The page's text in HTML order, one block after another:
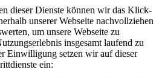
dieser Dienste können wir das Klick-
unserer Webseite nachvollziehen
um unsere Webseite zu
insgesamt laufend zu
Einwilligung setzen wir auf dieser
ein: